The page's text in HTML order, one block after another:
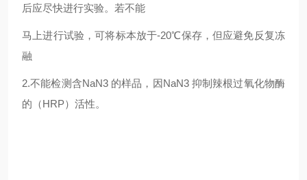
后应尽快进行实验。若不能
马上进行试验，可将标本放于-20℃保存，但应避免反复冻
融
2.不能检测含NaN3 的样品，因NaN3 抑制辣根过氧化物酶
的（HRP）活性。